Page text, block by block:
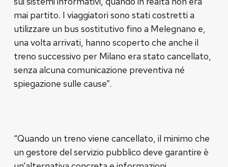
mai partito. I viaggiatori sono stati costretti a
utilizzare un bus sostitutivo fino a Melegnano e,
una volta arrivati, hanno scoperto che anche il
treno successivo per Milano era stato cancellato,
senza alcuna comunicazione preventiva né
spiegazione sulle cause”.
“Quando un treno viene cancellato, il minimo che
un gestore del servizio pubblico deve garantire è